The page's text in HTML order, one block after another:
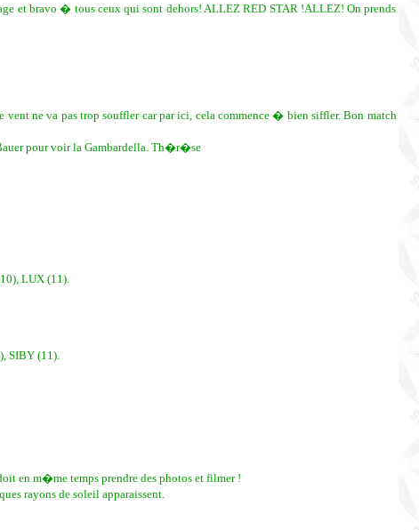
et bravo � tous ceux qui sont dehors! ALLEZ RED STAR !ALLEZ! On prends
ne va pas trop souffler car par ici, cela commence � bien siffler. Bon match
pour voir la Gambardella. Th�r�se
LUX (11).
SIBY (11).
en m�me temps prendre des photos et filmer !
rayons de soleil apparaissent.